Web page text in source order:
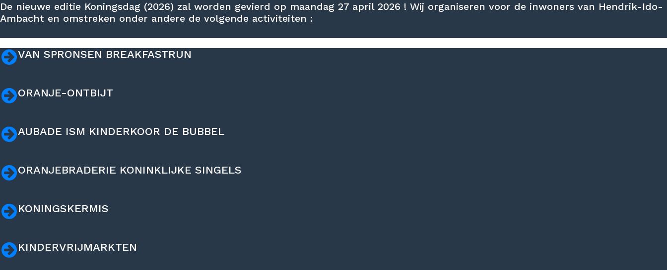
De nieuwe editie Koningsdag (2026) zal worden gevierd op maandag 27 april 2026 ! Wij organiseren voor de inwoners van Hendrik-Ido-
Ambacht en omstreken onder andere de volgende activiteiten :
VAN SPRONSEN BREAKFASTRUN
ORANJE-ONTBIJT
AUBADE ISM KINDERKOOR DE BUBBEL
ORANJEBRADERIE KONINKLIJKE SINGELS
KONINGSKERMIS
KINDERVRIJMARKTEN